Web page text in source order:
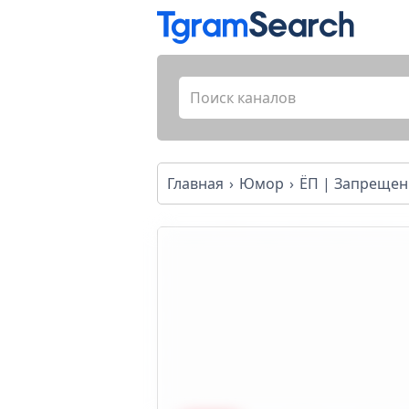
Главная Юмор ЁП |